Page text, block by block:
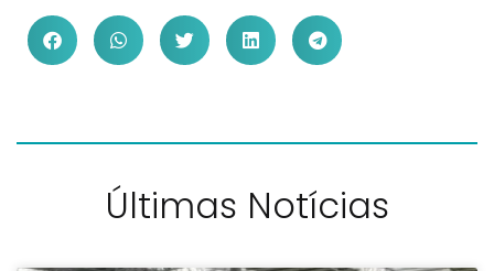
Últimas Notícias